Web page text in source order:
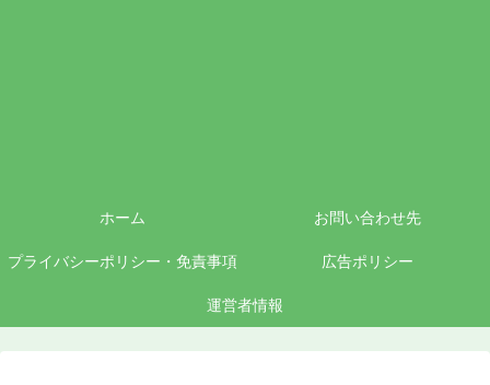
ホーム お問い合わせ先
プライバシーポリシー・免責事項 広告ポリシー
運営者情報